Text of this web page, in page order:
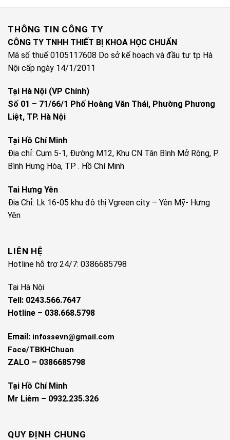
THÔNG TIN CÔNG TY
CÔNG TY TNHH THIẾT BỊ KHOA HỌC CHUẨN
Mã số thuế 0105117608 Do sở kế hoạch và đầu tư tp Hà
Nội cấp ngày 14/1/2011
Tại Hà Nội (VP Chính)
Số 01 – 71/66/1 Phố Hoàng Văn Thái, Phường Phương
Liệt, TP. Hà Nội
Tại Hồ Chí Minh
Địa chỉ: Cụm 5-1, Đường M12, Khu CN Tân Bình Mở Rộng, P.
Bình Hưng Hòa, TP . Hồ Chí Minh
Tai Hưng Yên
Địa Chỉ: Lk 16-05 khu đô thị Vgreen city – Yên Mỹ- Hưng
Yên
LIÊN HỆ
Hotline hỗ trợ 24/7: 0386685798
Tại Hà Nội
Tell: 0243.566.7647
Hotline – 038.668.5798
Email: infossevn@gmail.com
Face/TBKHChuan
ZALO – 0386685798
Tại Hồ Chí Minh
Mr Liêm – 0932.235.326
QUY ĐỊNH CHUNG